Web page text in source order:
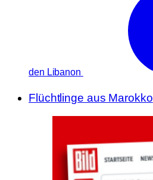
den Libanon
Flüchtlinge aus Marokko